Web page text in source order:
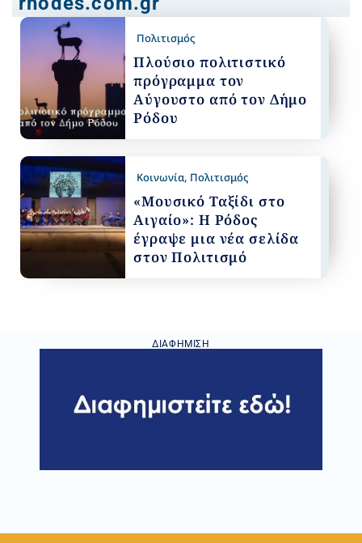
Πολιτισμός
Πλούσιο πολιτιστικό
πρόγραμμα τον
Αύγουστο από τον Δήμο
Ρόδου
Κοινωνία, Πολιτισμός
«Μουσικό Ταξίδι στο
Αιγαίο»: Η Ρόδος
έγραψε μια νέα σελίδα
στον Πολιτισμό
ΔΙΑΦΉΜΙΣΗ